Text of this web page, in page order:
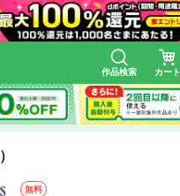
作品検索 カート
無料